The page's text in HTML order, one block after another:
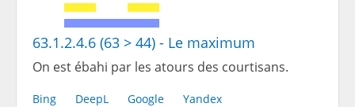
63.1.2.4.6 (63 > 44) - Le maximum
On est ébahi par les atours des courtisans.
Bing DeepL Google Yandex